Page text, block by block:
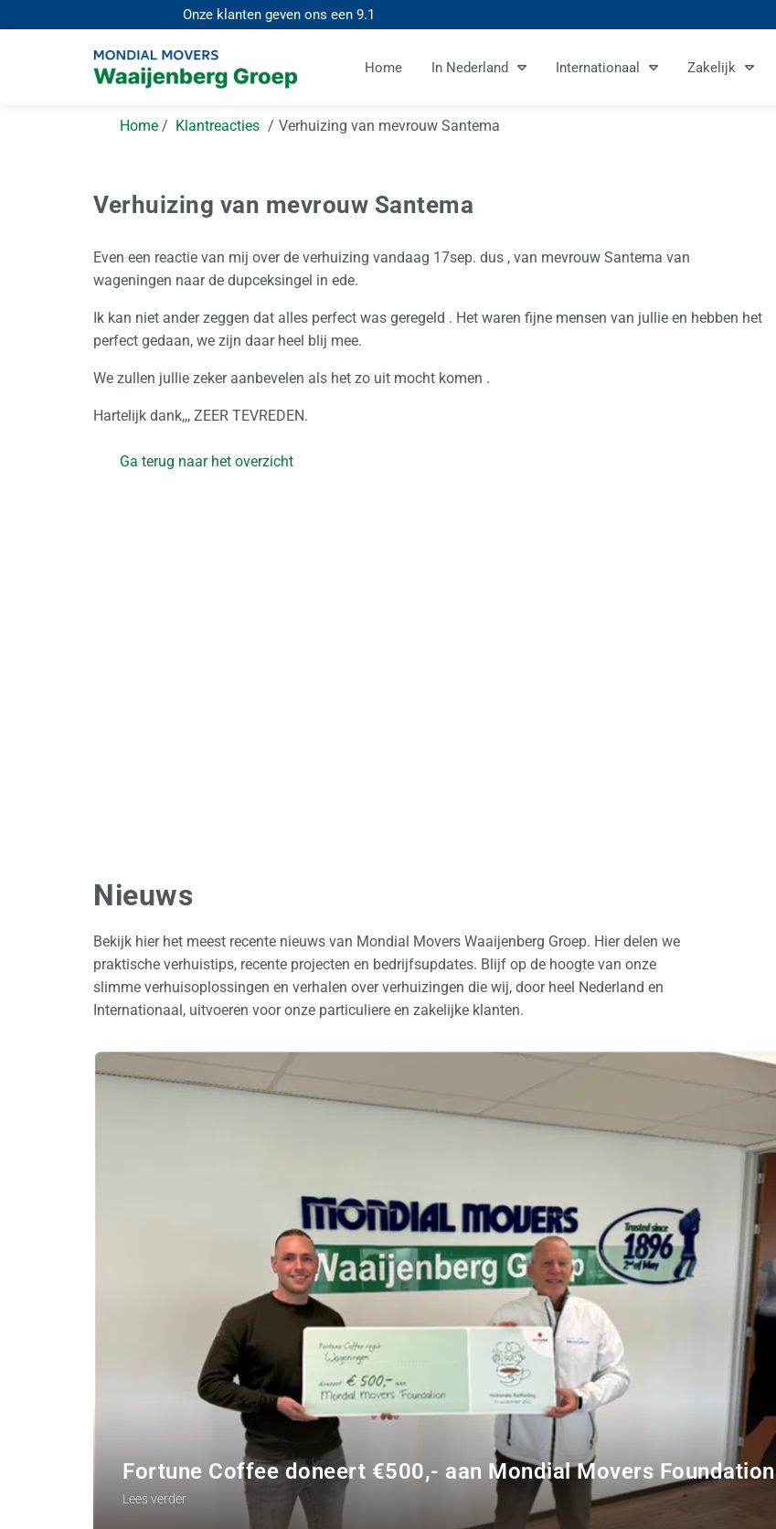
Onze klanten geven ons een9.1
Home In Nederland Internationaal Zakelijk
Home Klantreacties Verhuizing van mevrouw Santema
Verhuizing van mevrouw Santema
Even een reactie van mij over de verhuizing vandaag 17sep. dus , van mevrouw Santema van
wageningen naar de dupceksingel in ede.
Ik kan niet ander zeggen dat alles perfect was geregeld . Het waren fijne mensen van jullie en hebben het
perfect gedaan, we zijn daar heel blij mee.
We zullen jullie zeker aanbevelen als het zo uit mocht komen .
Hartelijk dank,,, ZEER TEVREDEN.
Ga terug naar het overzicht
Nieuws
Bekijk hier het meest recente nieuws van Mondial Movers Waaijenberg Groep. Hier delen we
praktische verhuistips, recente projecten en bedrijfsupdates. Blijf op de hoogte van onze
slimme verhuisoplossingen en verhalen over verhuizingen die wij, door heel Nederland en
Internationaal, uitvoeren voor onze particuliere en zakelijke klanten.
Fortune Coffee doneert €500,- aan Mondial Movers Foundation
Lees verder